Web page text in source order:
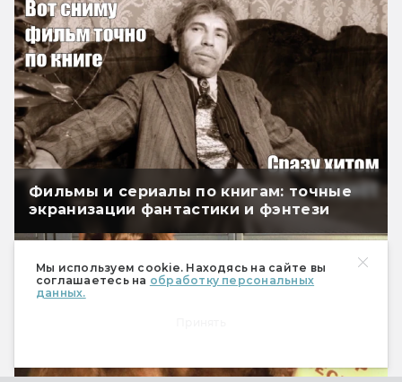
Мы используем cookie. Находясь на сайте вы
соглашаетесь на обработку персональных
данных.
Фильмы и сериалы по книгам: точные
экранизации фантастики и фэнтези